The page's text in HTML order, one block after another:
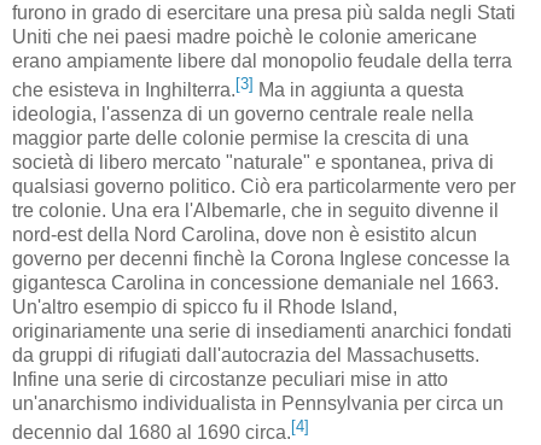
furono in grado di esercitare una presa più salda negli Stati
Uniti che nei paesi madre poichè le colonie americane
erano ampiamente libere dal monopolio feudale della terra
che esisteva in Inghilterra.[3] Ma in aggiunta a questa
ideologia, l'assenza di un governo centrale reale nella
maggior parte delle colonie permise la crescita di una
società di libero mercato "naturale" e spontanea, priva di
qualsiasi governo politico. Ciò era particolarmente vero per
tre colonie. Una era l'Albemarle, che in seguito divenne il
nord-est della Nord Carolina, dove non è esistito alcun
governo per decenni finchè la Corona Inglese concesse la
gigantesca Carolina in concessione demaniale nel 1663.
Un'altro esempio di spicco fu il Rhode Island,
originariamente una serie di insediamenti anarchici fondati
da gruppi di rifugiati dall'autocrazia del Massachusetts.
Infine una serie di circostanze peculiari mise in atto
un'anarchismo individualista in Pennsylvania per circa un
decennio dal 1680 al 1690 circa. [4]